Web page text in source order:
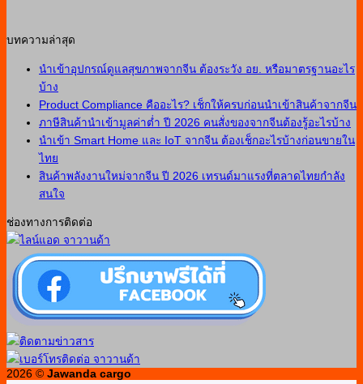
บทความล่าสุด
นำเข้าอุปกรณ์ดูแลสุขภาพจากจีน ต้องระวัง อย. หรือมาตรฐานอะไร
บ้าง
Product Compliance คืออะไร? เช็กให้ครบก่อนนำเข้าสินค้าจากจีน
ภาษีสินค้านำเข้ามูลค่าต่ำ ปี 2026 คนสั่งของจากจีนต้องรู้อะไรบ้าง
นำเข้า Smart Home และ IoT จากจีน ต้องเช็กอะไรบ้างก่อนขายใน
ไทย
สินค้าพลังงานใหม่จากจีน ปี 2026 เทรนด์มาแรงที่ตลาดไทยกำลัง
สนใจ
ช่องทางการติดต่อ
2026 © Jawanda cargo